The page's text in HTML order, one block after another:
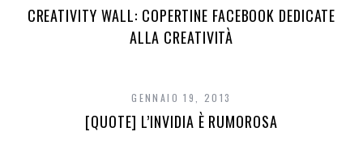
CREATIVITY WALL: COPERTINE FACEBOOK DEDICATE
ALLA CREATIVITÀ
GENNAIO 19, 2013
[QUOTE] L’INVIDIA È RUMOROSA